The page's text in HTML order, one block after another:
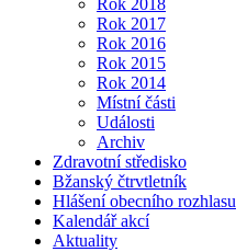
Rok 2018
Rok 2017
Rok 2016
Rok 2015
Rok 2014
Místní části
Události
Archiv
Zdravotní středisko
Bžanský čtrvtletník
Hlášení obecního rozhlasu
Kalendář akcí
Aktuality